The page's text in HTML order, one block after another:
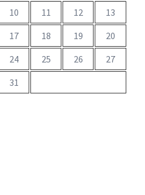
10 11 12
13
17 18 19
20
24 25 26
27
31